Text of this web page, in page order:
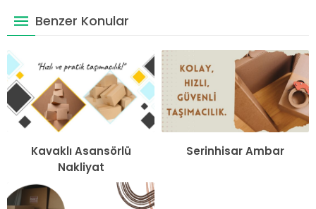
Benzer Konular
Kavaklı Asansörlü
Nakliyat
Serinhisar Ambar